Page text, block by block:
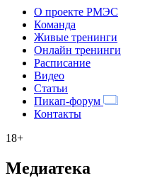
О проекте РМЭС
Команда
Живые тренинги
Онлайн тренинги
Расписание
Видео
Статьи
Пикап-форум
Контакты
18+
Медиатека